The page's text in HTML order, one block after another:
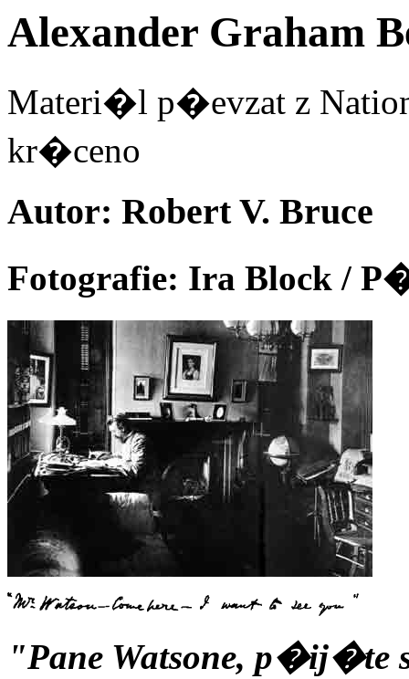
Alexander Graham
Materi�l p�evzat z
kr�ceno
Autor: Robert V. Bruce
Fotografie: Ira Block /
"Pane Watsone,